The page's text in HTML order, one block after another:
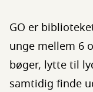
GO er
unge mellem 6
bøger, lytte til
samtidig finde